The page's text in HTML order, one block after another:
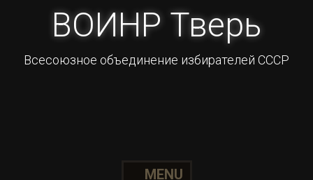
ВОИНР Тверь
Всесоюзное объединение избирателей СССР
MENU